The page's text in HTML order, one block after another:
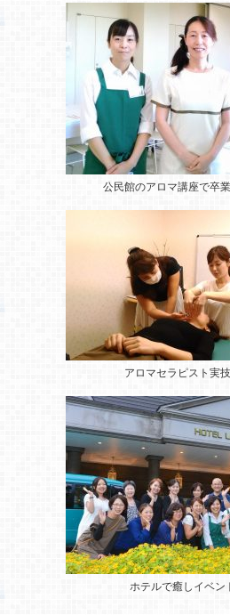
公民館のアロマ講座で卒
アロマセラピスト実
ホテルで癒しイベン